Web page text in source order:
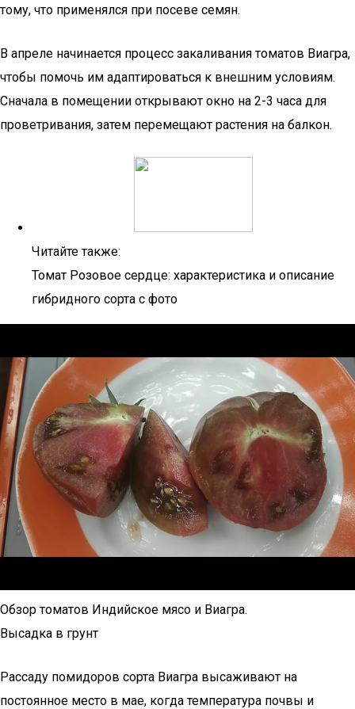
тому, что применялся при посеве семян.
В апреле начинается процесс закаливания томатов Виагра,
чтобы помочь им адаптироваться к внешним условиям.
Сначала в помещении открывают окно на 2-3 часа для
проветривания, затем перемещают растения на балкон.
Читайте также:
Томат Розовое сердце: характеристика и описание
гибридного сорта с фото
Обзор томатов Индийское мясо и Виагра.
Высадка в грунт
Рассаду помидоров сорта Виагра высаживают на
постоянное место в мае, когда температура почвы и